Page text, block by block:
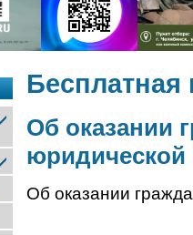
Об оказании
Об оказании